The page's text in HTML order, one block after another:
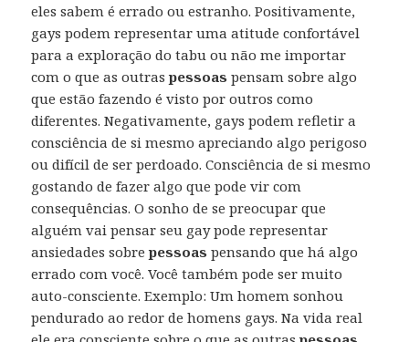
eles sabem é errado ou estranho. Positivamente,
gays podem representar uma atitude confortável
para a exploração do tabu ou não me importar
com o que as outraspessoas pensam sobre algo
que estão fazendo é visto por outros como
diferentes. Negativamente, gays podem refletir a
consciência de si mesmo apreciando algo perigoso
ou difícil de ser perdoado. Consciência de si mesmo
gostando de fazer algo que pode vir com
consequências. O sonho de se preocupar que
alguém vai pensar seu gay pode representar
ansiedades sobrepessoas pensando que há algo
errado com você. Você também pode ser muito
auto-consciente. Exemplo: Um homem sonhou
pendurado ao redor de homens gays. Na vida real